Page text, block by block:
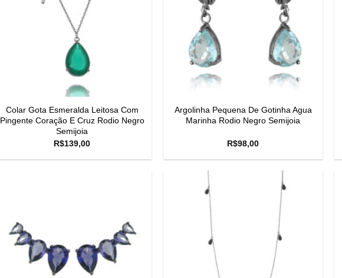
Colar Gota Esmeralda Leitosa Com
Pingente Coração E Cruz Rodio Negro
Semijoia
R$139,00
Argolinha Pequena De Gotinha Agua
Marinha Rodio Negro Semijoia
R$98,00